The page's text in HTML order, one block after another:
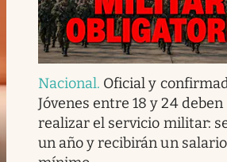
Nacional. Oficial y
Jóvenes entre 18 y 24 deben
realizar el servicio militar:
un año y recibirán un salario